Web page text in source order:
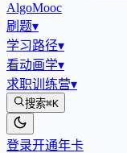
AlgoMooc
刷题▾
学习路径▾
看动画学▾
求职训练营▾
搜索⌘K
登录开通年卡